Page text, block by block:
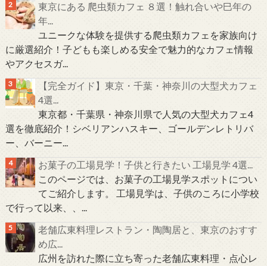
東京にある 爬虫類カフェ ８選！触れ合いや巳年の
年...
ユニークな体験を提供する爬虫類カフェを家族向け
に厳選紹介！子どもも楽しめる安全で魅力的なカフェ情報
やアクセスガ...
【完全ガイド】東京・千葉・神奈川の大型犬カフェ
4選...
東京都・千葉県・神奈川県で人気の大型犬カフェ4
選を徹底紹介！シベリアンハスキー、ゴールデンレトリバ
ー、バーニー...
お菓子の工場見学！子供と行きたい 工場見学 4選...
このページでは、お菓子の工場見学スポットについ
てご紹介します。 工場見学は、子供のころに小学校
で行って以来、、...
老舗広東料理レストラン・陶陶居と、東京のおすす
め広...
広州を訪れた際に立ち寄った老舗広東料理・点心レ